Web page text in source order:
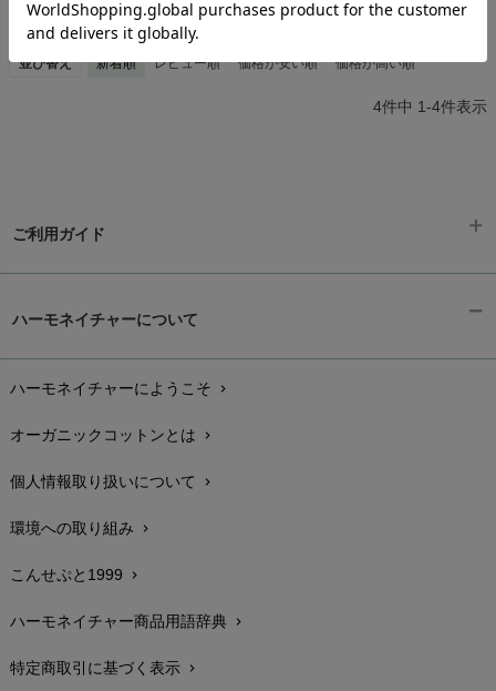
並び替え 新着順 レビュー順 価格が安い順 価格が高い順
4件中 1-4件表示
ご利用ガイド
配送と送料chevron_right
在庫状況と発送予定chevron_right
サイズ・寸法chevron_right
生地・素材chevron_right
お手入れについて
レビューを書こうchevron_right
返品交換chevron_right
ハーモネイチャーについて
ハーモネイチャーにようこそ chevron_right
オーガニックコットンとは chevron_right
個人情報取り扱いについて chevron_right
環境への取り組み chevron_right
こんせぷと1999 chevron_right
ハーモネイチャー商品用語辞典 chevron_right
特定商取引に基づく表示 chevron_right